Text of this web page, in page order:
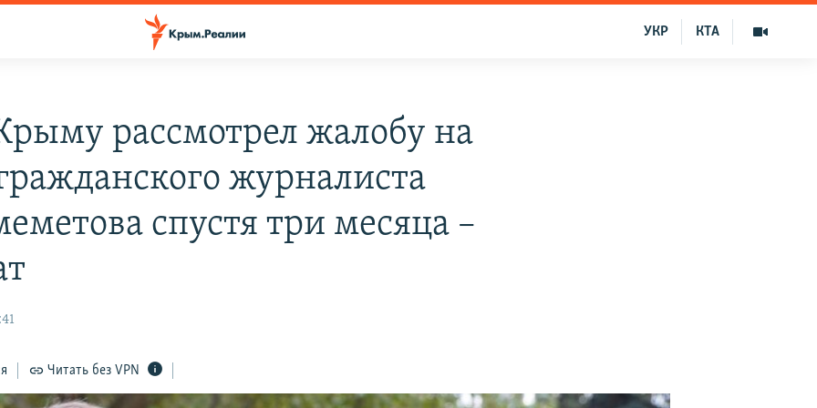
КТА
УКР
рассмотрел жалобу на
журналиста
спустя три месяца –
Читать без VPN